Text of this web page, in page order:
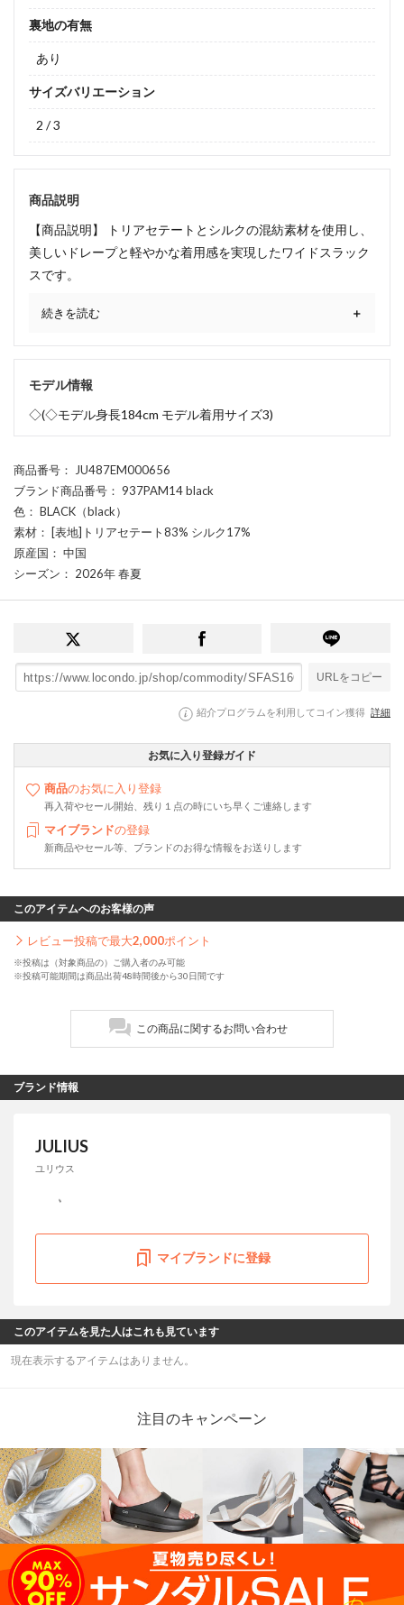
裏地の有無
あり
サイズバリエーション
2 / 3
商品説明
【商品説明】 トリアセテートとシルクの混紡素材を使用し、
美しいドレープと軽やかな着用感を実現したワイドスラック
スです。
続きを読む
モデル情報
◇(◇モデル身長184cm モデル着用サイズ3)
商品番号 ： JU487EM000656
ブランド商品番号 ： 937PAM14 black
色 ： BLACK（black）
素材 ： [表地]トリアセテート83% シルク17%
原産国 ： 中国
シーズン ： 2026年 春夏
URLをコピー
紹介プログラムを利用してコイン獲得 詳細
お気に入り登録ガイド
商品のお気に入り登録
再入荷やセール開始、残り１点の時にいち早くご連絡します
マイブランドの登録
新商品やセール等、ブランドのお得な情報をお送りします
このアイテムへのお客様の声
レビュー投稿で最大2,000ポイント
※投稿は（対象商品の）ご購入者のみ可能
※投稿可能期間は商品出荷48時間後から30日間です
この商品に関するお問い合わせ
ブランド情報
JULIUS
ユリウス
マイブランドに登録
このアイテムを見た人はこれも見ています
現在表示するアイテムはありません。
注目のキャンペーン